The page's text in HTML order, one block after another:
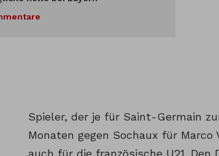
Spieler, der je für Saint-Germain
Monaten gegen Sochaux für